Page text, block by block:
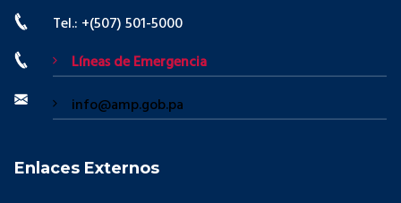
Tel.: +(507) 501-5000
Líneas de Emergencia
info@amp.gob.pa
Enlaces Externos